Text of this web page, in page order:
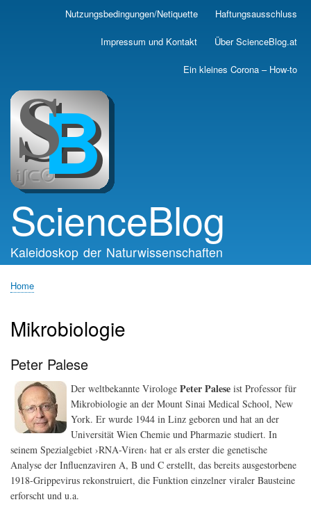
Skip
main
Nutzungsbedingungen/Netiquette Haftungsausschluss
Impressum und Kontakt Über ScienceBlog.at
Ein kleines Corona – How-to
ScienceBlog
Kaleidoskop der Naturwissenschaften
Home
Mikrobiologie
Peter Palese
Der weltbekannte Virologe Peter Palese ist Professor für
Mikrobiologie an der Mount Sinai Medical School, New
York. Er wurde 1944 in Linz geboren und hat an der
Universität Wien Chemie und Pharmazie studiert. In
seinem Spezialgebiet ›RNA-Viren‹ hat er als erster die genetische
Analyse der Influenzaviren A, B und C erstellt, das bereits ausgestorbene
1918-Grippevirus rekonstruiert, die Funktion einzelner viraler Bausteine
erforscht und u.a.